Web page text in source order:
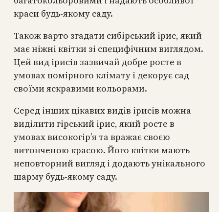
краси будь-якому саду.
Також варто згадати сибірський ірис, який
має ніжні квітки зі специфічним виглядом.
Цей вид ірисів зазвичай добре росте в
умовах помірного клімату і декорує сад
своїми яскравими кольорами.
Серед інших цікавих видів ірисів можна
виділити гірський ірис, який росте в
умовах високогір’я та вражає своєю
витонченою красою. Його квітки мають
неповторний вигляд і додають унікального
шарму будь-якому саду.